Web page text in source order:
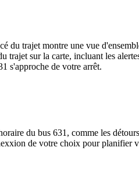
trajet montre une vue
trajet sur la carte, incluant les
s'approche de votre arrêt.
du bus 631, comme les
de votre choix pour planifier